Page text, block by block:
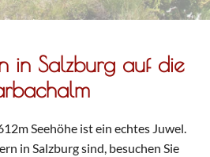
in Salzburg auf die
Seehöhe ist ein echtes Juwel.
in Salzburg sind, besuchen Sie